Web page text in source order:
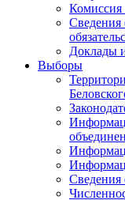
Комиссия
Сведения
Доклады
Выборы
Сведения